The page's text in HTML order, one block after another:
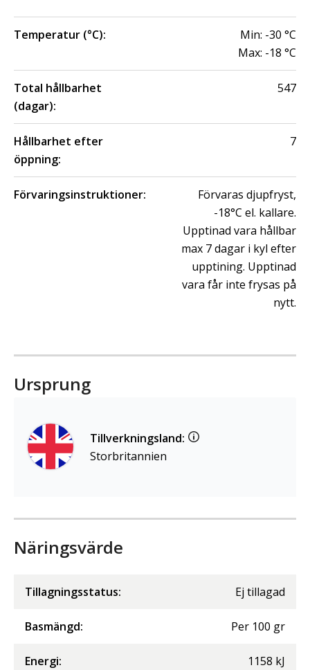
Temperatur (°C): Min: -30 °C
Max: -18 °C
Total hållbarhet
(dagar):
547
Hållbarhet efter
öppning:
7
Förvaringsinstruktioner:
Förvaras djupfryst,
-18°C el. kallare.
Upptinad vara hållbar
max 7 dagar i kyl efter
upptining. Upptinad
vara får inte frysas på
nytt.
Ursprung
Tillverkningsland:
Storbritannien
Näringsvärde
Tillagningsstatus: Ej tillagad
Basmängd: Per 100 gr
Energi: 1158 kJ